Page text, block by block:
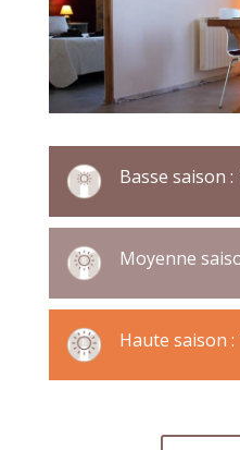
Basse saison
Moyenne
Haute saison